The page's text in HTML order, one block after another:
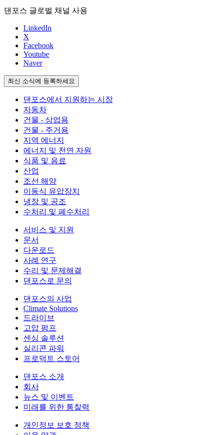
댄포스 글로벌 채널 사용
LinkedIn
X
Facebook
Youtube
Naver
최신 소식에 등록하세요
댄포스에서 지원하는 시장
자동차
건물 - 상업용
건물 - 주거용
지역 에너지
에너지 및 천연 자원
식품 및 음료
산업
조선 해양
이동식 유압장치
냉장 및 공조
수처리 및 폐수처리
서비스 및 지원
문서
다운로드
사례 연구
수리 및 문제해결
댄포스로 문의
댄포스의 사업
Climate Solutions
드라이브
고압 펌프
센싱 솔루션
실리콘 파워
프로덕트 스토어
댄포스 소개
회사
뉴스 및 이벤트
미래를 위한 통찰력
개인정보 보호 정책